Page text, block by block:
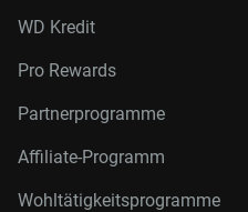
WD Kredit
Pro Rewards
Partnerprogramme
Affiliate-Programm
Wohltätigkeitsprogramme